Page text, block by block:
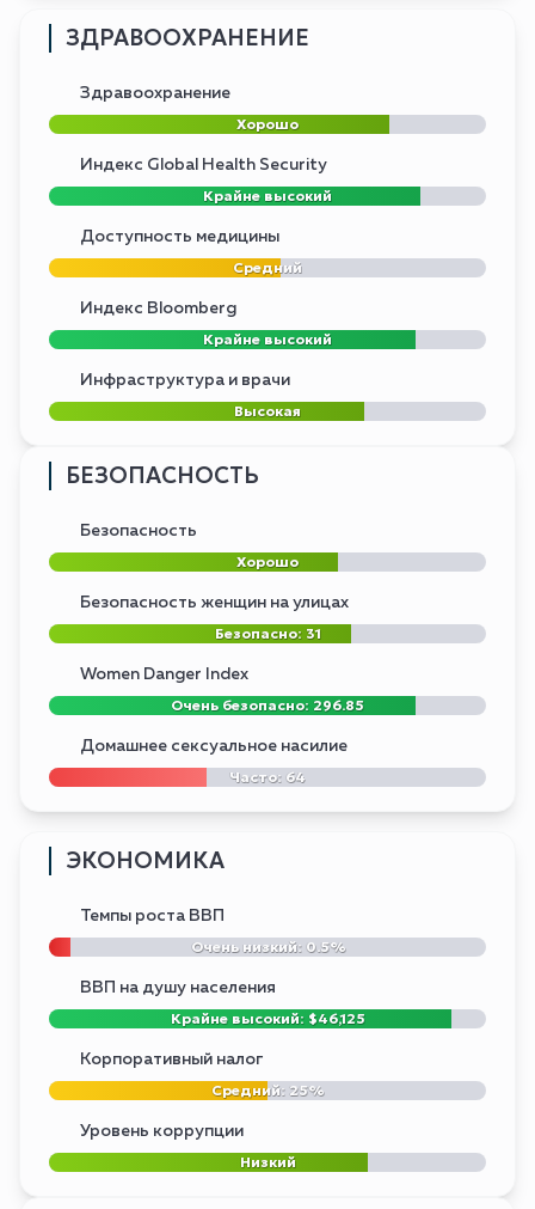
ЗДРАВООХРАНЕНИЕ
Здравоохранение
Хорошо
Индекс Global Health Security
Крайне высокий
Доступность медицины
Средний
Индекс Bloomberg
Крайне высокий
Инфраструктура и врачи
Высокая
БЕЗОПАСНОСТЬ
Безопасность
Хорошо
Безопасность женщин на улицах
Безопасно: 31
Women Danger Index
Очень безопасно: 296.85
Домашнее сексуальное насилие
Часто: 64
ЭКОНОМИКА
Темпы роста ВВП
Очень низкий: 0.5%
ВВП на душу населения
Крайне высокий: $46,125
Корпоративный налог
Средний: 25%
Уровень коррупции
Низкий